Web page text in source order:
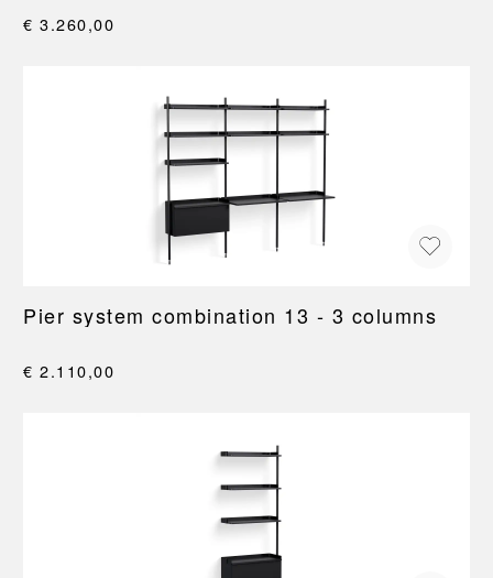
€ 3.260,00
Pier system combination 13 - 3 columns
€ 2.110,00